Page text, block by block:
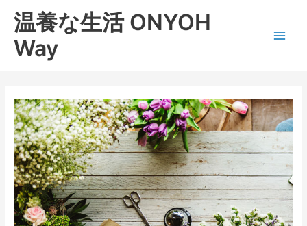
温養な生活 ONYOH
Way